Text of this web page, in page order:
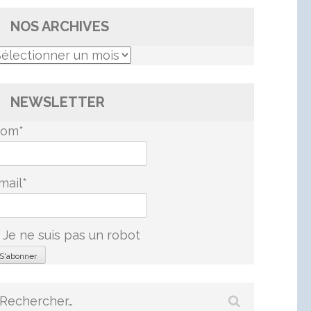
NOS ARCHIVES
NEWSLETTER
Je ne suis pas un robot
Rechercher :